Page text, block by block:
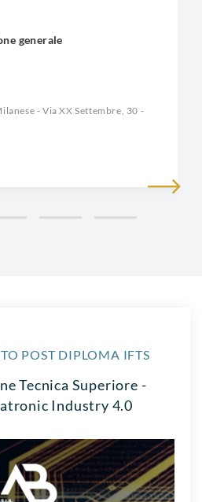
generale
- Via XX Settembre, 30 -
POST DIPLOMA IFTS
Tecnica Superiore -
Industry 4.0